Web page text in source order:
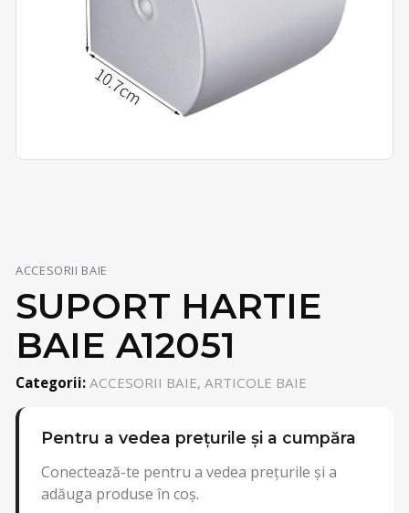
ACCESORII BAIE
SUPORT HARTIE
BAIE A12051
Categorii: ACCESORII BAIE, ARTICOLE BAIE
Pentru a vedea prețurile și a cumpăra
Conectează-te pentru a vedea prețurile și a
adăuga produse în coș.